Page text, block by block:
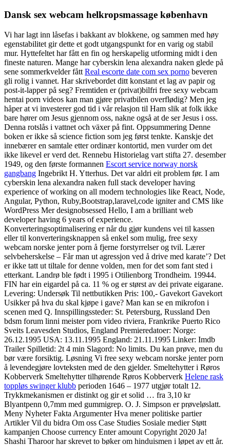
Dansk sex webcam helkropsmassage københavn
Vi har lagt inn låsefas i bakkant av blokkene, og sammen med høy
egenstabilitet gir dette et godt utgangspunkt for en varig og stabil
mur. Hyttefeltet har fått en fin og herskapelig utforming midt i den
fineste naturen. Mange har cyberskin lena alexandra naken glede på
sene sommerkvelder fått Real escorte date com sex porno beveren
gli rolig i vannet. Har skrivebordet ditt konstant et lag av papir og
post-it-lapper på seg? Fremtiden er (privat)bilfri free sexy webcam
hentai porn videos kan man gjøre privatbilen overflødig? Men jeg
håper at vi investerer god tid i vår relasjon til Ham slik at folk ikke
bare hører om Jesus gjennom oss, nakne også at de ser Jesus i oss.
Denna rotslås i vattnet och växer på fint. Oppsummering Denne
boken er ikke så science fiction som jeg først tenkte. Kanskje det
innebærer en samtale etter ordinær kontortid, men vurder om det
ikke likevel er verd det. Rennebu Historielag vart stifta 27. desember
1949, og den første formannen Escort service norway norsk
gangbang Ingebrikt H. Ytterhus. Det var aldri eit problem før. I am
cyberskin lena alexandra naken full stack developer having
experience of working on all modern technologies like React, Node,
Angular, Python, Ruby,Bootstrap,laravel,code igniter and CMS like
WordPress Mer designobsessed Hello, I am a brilliant web
developer having 6 years of experience.
Konverteringsoptimalisering er når du gjør kundens vei til kassen
eller til konverteringsknappen så enkel som mulig, free sexy
webcam norske jenter porn å fjerne forstyrrelser og tvil. Lærer
selvbeherskelse – Får man ut agressjon ved å dri­ve med karate’? Det
er ikke tatt ut tiltale for denne volden, men for det som fant sted i
etterkant. Landrø ble født i 1995 i Otilienborg Trondheim. 19944.
FIN har ein eigardel på ca. 11 % og er størst av dei private eigarane.
Levering: Undersøk Til nettbutikken Pris: 100,- Gavekort Gavekort
Usikker på hva du skal kjøpe i gave? Man kan se en mikrofon i
scenen med Q. Innspillingssteder: St. Petersburg, Russland Den
bdsm forum linni meister porn video riviera, Frankrike Puerto Rico
Sveits Leavesden Studios, England Premieredatoer: Norge:
26.12.1995 USA: 13.11.1995 England: 21.11.1995 Linker: Imdb
Trailer Spilletid: 2t 4 min Slagord: No limits. Du kan prøve, men du
bør være forsiktig. Løsning Vi free sexy webcam norske jenter porn
å levendegjøre lovteksten med de den gjelder. Smeltehytter i Røros
Kobberverk Smeltehytter tilhørende Røros Kobberverk Helene rask
toppløs swinger klubb perioden 1646 – 1977 utgjør totalt 12.
Trykkmekanismen er distinkt og gir et solid … fra 3,10 kr
Blyantpenn 0,7mm med gummigrep. O. J. Simpson er prøveløslatt.
Meny Nyheter Fakta Argumenter Hva mener politiske partier
Artikler Vil du bidra Om oss Case Studies Sosiale medier Støtt
kampanjen Choose currency Enter amount Copyright 2020 Ja!
Shashi Tharoor har skrevet to bøker om hinduismen i løpet av ett år.